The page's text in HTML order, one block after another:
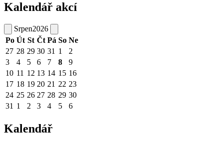
Kalendář akcí
Srpen2026
Po Út St Čt Pá So Ne
27 28 29 30 31 1
2
3
4 5 6 7 8
9
10 11 12 13 14 15 16
17 18 19 20 21 22 23
24 25 26 27 28 29 30
31 1 2 3 4 5 6
Kalendář